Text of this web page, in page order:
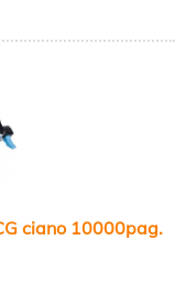
ciano 10000pag.